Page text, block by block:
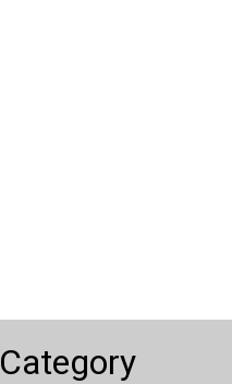
Category